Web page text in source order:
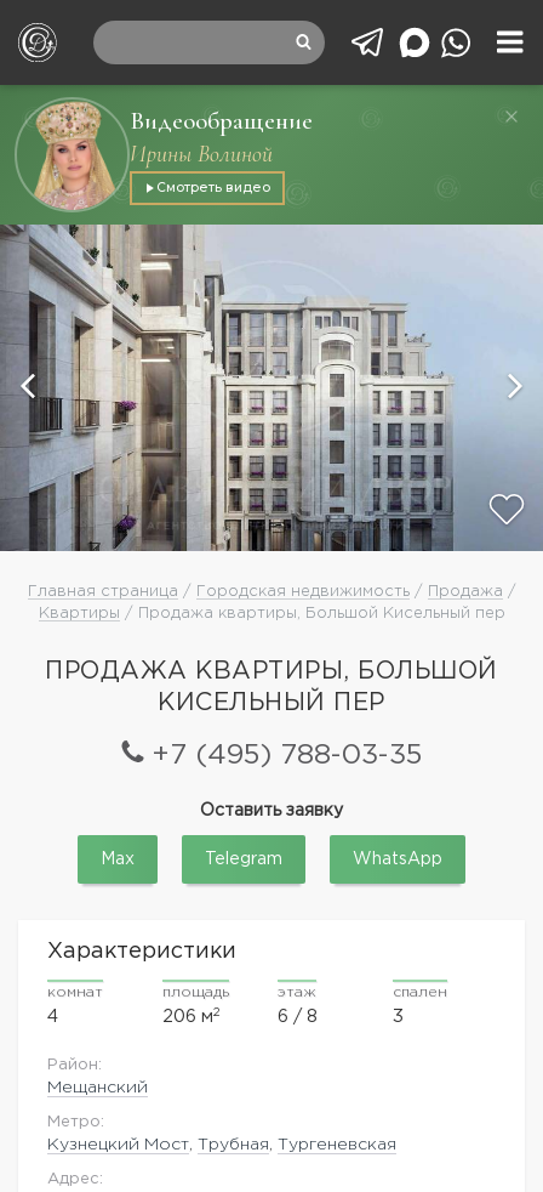
Видеообращение
Ирины Волиной
Смотреть видео
Главная страница / Городская недвижимость/ Продажа /
Квартиры / Продажа квартиры, Большой Кисельный пер
ПРОДАЖА КВАРТИРЫ, БОЛЬШОЙ
КИСЕЛЬНЫЙ ПЕР
+7 (495) 788-03-35
Оставить заявку
Max Telegram WhatsApp
Характеристики
комнат
4
площадь
206 м2
этаж
6 / 8
спален
3
Район:
Мещанский
Метро:
Кузнецкий Мост Трубная Тургеневская
Адрес: